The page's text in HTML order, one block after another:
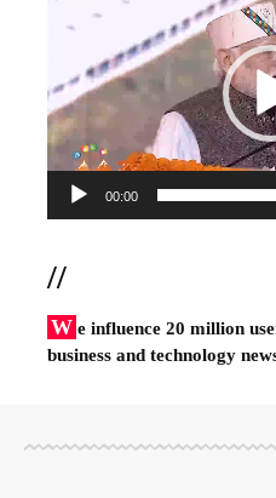
00:00
//
W e influence 20 million
business and technology